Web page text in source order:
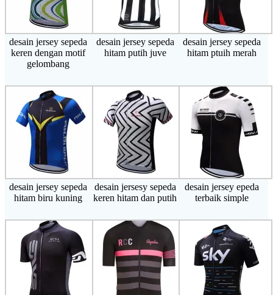
desain jersey sepeda
keren dengan motif
gelombang
desain jersey sepeda
hitam putih juve
desain jersey sepeda
hitam ptuih merah
desain jersey sepeda
hitam biru kuning
desain jersesy sepeda
keren hitam dan putih
desain jersey epeda
terbaik simple